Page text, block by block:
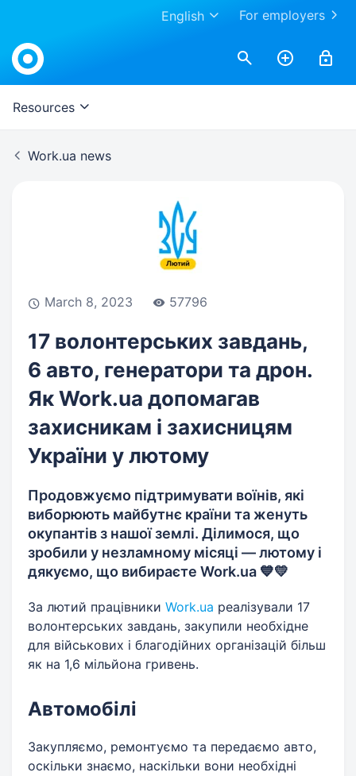
For employers
English
Work.ua
Resources
Work.ua news
March 8, 2023 57796
17 волонтерських завдань,
6 авто, генератори та дрон.
Як Work.ua допомагав
захисникам і захисницям
України у лютому
Продовжуємо підтримувати воїнів, які
виборюють майбутнє країни та женуть
окупантів з нашої землі. Ділимося, що
зробили у незламному місяці — лютому і
дякуємо, що вибираєте Work.ua 💙💛
За лютий працівники Work.ua реалізували 17
волонтерських завдань, закупили необхідне
для військових і благодійних організацій більш
як на 1,6 мільйона гривень.
Автомобілі
Закупляємо, ремонтуємо та передаємо авто,
оскільки знаємо, наскільки вони необхідні